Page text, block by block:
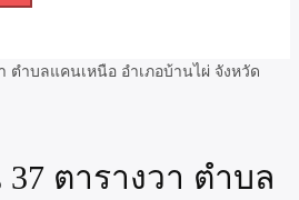
ตารางวา ตำบล